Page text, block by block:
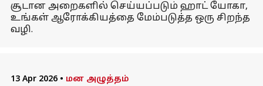
சூடான அறைகளில் செய்யப்படும் ஹாட் யோகா,
உங்கள் ஆரோக்கியத்தை மேம்படுத்த ஒரு சிறந்த
வழி.
13 Apr 2026 • மன அழுத்தம்